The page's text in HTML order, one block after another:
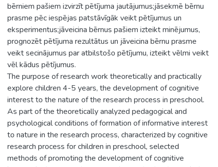
bērniem pašiem izvirzīt pētījuma jautājumus;jāsekmē bērnu
prasme pēc iespējas patstāvīgāk veikt pētījumus un
eksperimentus;jāveicina bērnus pašiem izteikt minējumus,
prognozēt pētījuma rezultātus un jāveicina bērnu prasme
veikt secinājumus par atbilstošo pētījumu, izteikt vēlmi veikt
vēl kādus pētījumus.
The purpose of research work theoretically and practically
explore children 4-5 years, the development of cognitive
interest to the nature of the research process in preschool.
As part of the theoretically analyzed pedagogical and
psychological conditions of formation of informative interest
to nature in the research process, characterized by cognitive
research process for children in preschool, selected
methods of promoting the development of cognitive